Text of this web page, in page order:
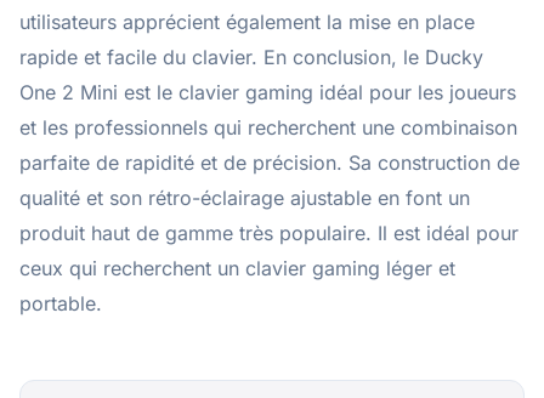
utilisateurs apprécient également la mise en place
rapide et facile du clavier. En conclusion, le Ducky
One 2 Mini est le clavier gaming idéal pour les joueurs
et les professionnels qui recherchent une combinaison
parfaite de rapidité et de précision. Sa construction de
qualité et son rétro-éclairage ajustable en font un
produit haut de gamme très populaire. Il est idéal pour
ceux qui recherchent un clavier gaming léger et
portable.